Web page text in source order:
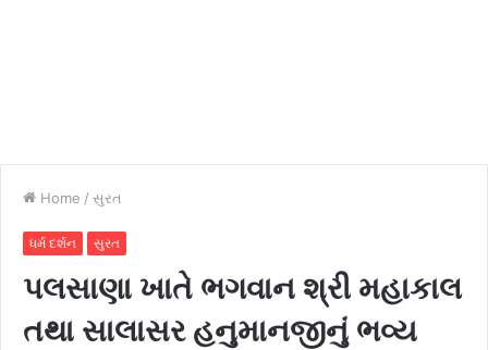
Home / સુરત
ધર્મ દર્શન સુરત
પલસાણા ખાતે ભગવાન શ્રી મહાકાલ
તથા સાલાસર હનુમાનજીનું ભવ્ય